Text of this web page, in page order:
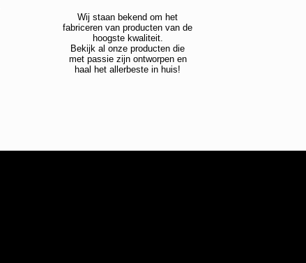
Wij staan bekend om het
fabriceren van producten van de
hoogste kwaliteit.
Bekijk al onze producten die
met passie zijn ontworpen en
haal het allerbeste in huis!